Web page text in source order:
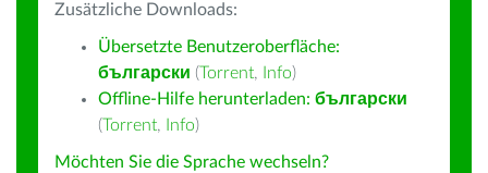
Zusätzliche Downloads:
Übersetzte Benutzeroberfläche:
български (Torrent, Info)
Offline-Hilfe herunterladen: български
(Torrent, Info)
Möchten Sie die Sprache wechseln?